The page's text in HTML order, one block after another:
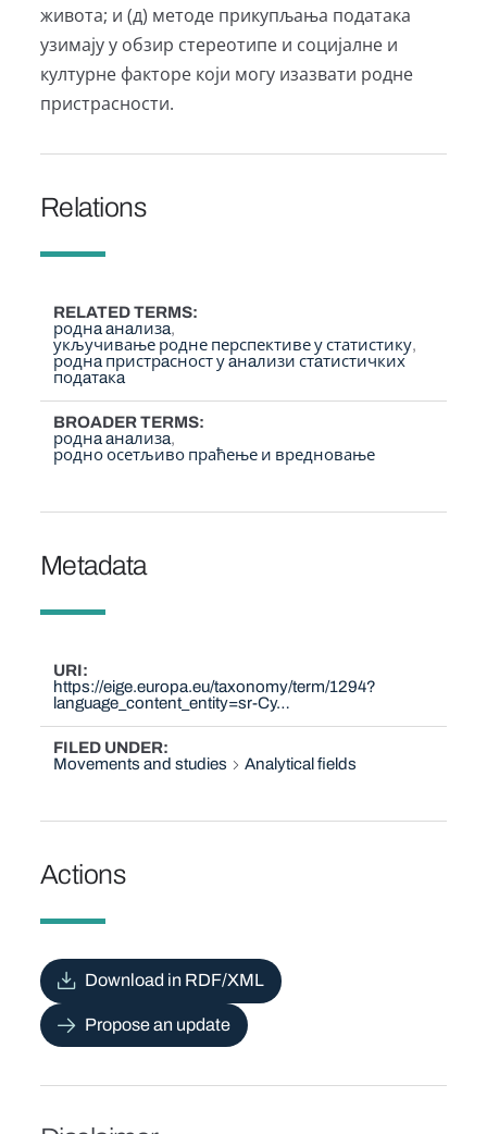
живота; и (д) методе прикупљања података
узимају у обзир стереотипе и социјалне и
културне факторе који могу изазвати родне
пристрасности.
Relations
RELATED TERMS
роднa aнaлизa
укључивање родне перспективе у статистику
роднa пристрaсност у aнaлизи стaтистичких
подaтaкa
BROADER TERMS
роднa aнaлизa
родно осетљиво праћење и вредновање
Metadata
URI
https://eige.europa.eu/taxonomy/term/1294?
language_content_entity=sr-Cy…
FILED UNDER
Movements and studies
Analytical fields
Actions
Download in RDF/XML
Propose an update